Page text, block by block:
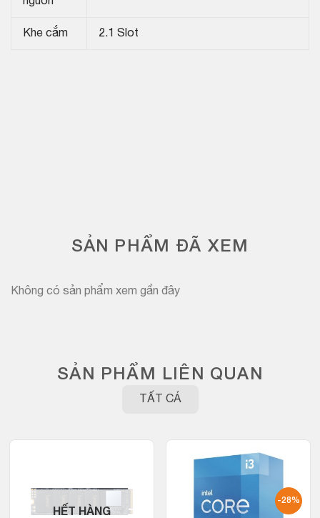
Khe cắm 2.1 Slot
SẢN PHẨM ĐÃ XEM
Không có sản phẩm xem gần đây
SẢN PHẨM LIÊN QUAN
TẤT CẢ
HẾT HÀNG
-28%